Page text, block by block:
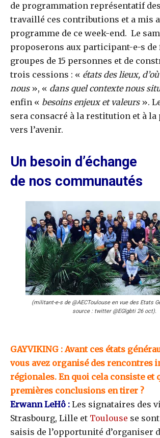
de programmation représentatif
travaillé ces contributions et a mis
programme de ce week-end. Le
proposerons aux participant-e-s de
groupes de 15 personnes et de
trois cessions : « états des lieux,
nous», « dans quel contexte nous
enfin « besoins enjeux et valeurs ».
sera consacré à la restitution et à
vers l’avenir.
Un besoin d’échange
de nos communautés
(militant-e-s de @AECToulouse en vue des Etats
source : twitter @EGlgbti 26 oct).
GAYVIKING : Avant ces états
vous avez organisé des rencontres
régionales. En quoi cela consiste et
premières conclusions en tirer ?
Erwann LeHô : Les signataires des
Strasbourg, Lille et Toulouse se
saisis de l’opportunité d’organiser